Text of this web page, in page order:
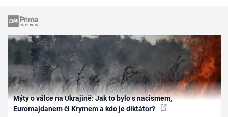
Mýty o válce na Ukrajině: Jak to bylo s nacismem,
Euromajdanem či Krymem a kdo je diktátor?